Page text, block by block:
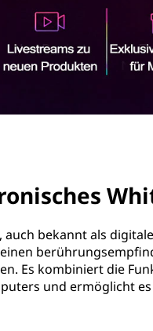
auch bekannt als
Es kombiniert die
und ermöglicht